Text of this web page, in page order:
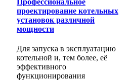
проектирование котельных
установок различной
мощности
Для запуска в эксплуатацию
котельной и, тем более, её
эффективного
функционирования